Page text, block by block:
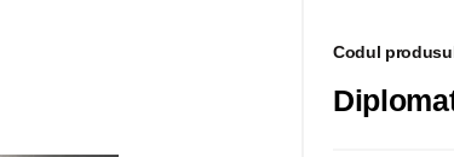
Codul